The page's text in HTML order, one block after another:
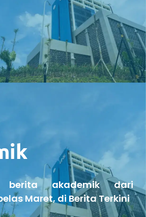
akademik dari
Maret, di Berita Terkini